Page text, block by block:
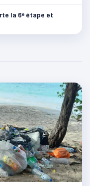
la 6ᵉ étape et